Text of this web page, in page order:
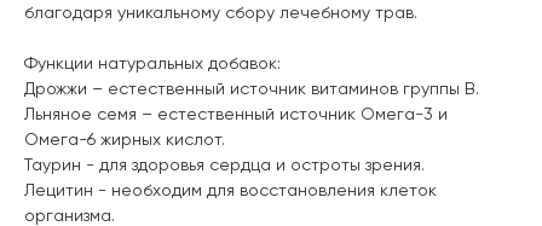
благодаря уникальному сбору лечебному трав.
Функции натуральных добавок:
Дрожжи – естественный источник витаминов группы В.
Льняное семя – естественный источник Омега-3 и
Омега-6 жирных кислот.
Таурин - для здоровья сердца и остроты зрения.
Лецитин - необходим для восстановления клеток
организма.